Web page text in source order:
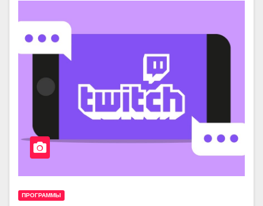
ПРОГРАММЫ